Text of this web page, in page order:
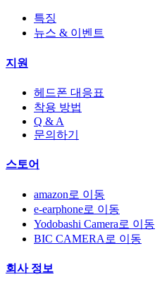
특징
뉴스 & 이벤트
지원
헤드폰 대응표
착용 방법
Q & A
문의하기
스토어
amazon로 이동
e-earphone로 이동
Yodobashi Camera로 이동
BIC CAMERA로 이동
회사 정보